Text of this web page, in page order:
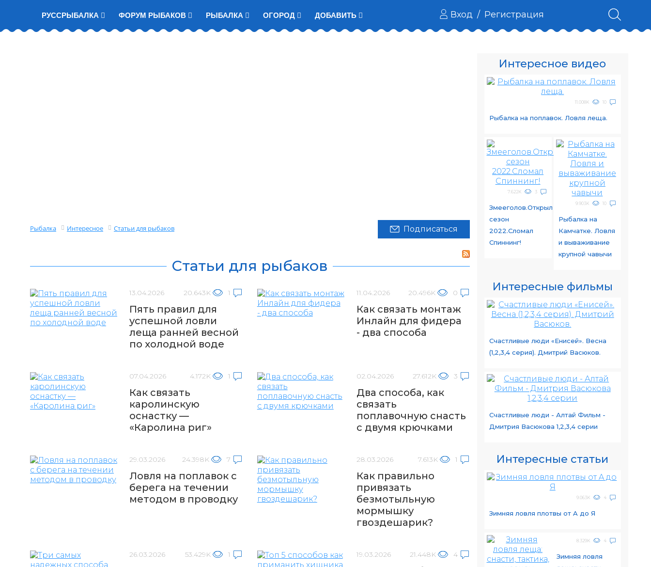
РУССРЫБАЛКА ФОРУМ РЫБАКОВ РЫБАЛКА ОГОРОД ДОБАВИТЬ Вход / Регистрация
Рыбалка Интересное Статьи для рыбаков Подписаться
Статьи для рыбаков
13.04.2026 20.643K 1
Пять правил для
успешной ловли
леща ранней весной
по холодной воде
11.04.2026 20.496K 0
Как связать монтаж
Инлайн для фидера
- два способа
07.04.2026 4.172K 1
Как связать
каролинскую
оснастку —
«Каролина риг»
02.04.2026 27.612K 3
Два способа, как
связать
поплавочную снасть
с двумя крючками
29.03.2026 24.398K 7
Ловля на поплавок с
берега на течении
методом в проводку
28.03.2026 7.613K 1
Как правильно
привязать
безмотыльную
мормышку
гвоздешарик?
26.03.2026 53.429K 1 19.03.2026 21.448K 4
Интересное видео
11.008K 10
Рыбалка на поплавок. Ловля леща.
7.622K 3
Змееголов.Открыл
сезон
2022.Сломал
Спиннинг!
9.903K 10
Рыбалка на
Камчатке. Ловля
и вываживание
крупной чавычи
Интересные фильмы
Счастливые люди «Енисей». Весна
(1,2,3,4 серия). Дмитрий Васюков.
Счастливые люди - Алтай Фильм -
Дмитрия Васюкова 1,2,3,4 серии
Интересные статьи
9.063K 4
Зимняя ловля плотвы от A до Я
8.329K 4
Зимняя ловля